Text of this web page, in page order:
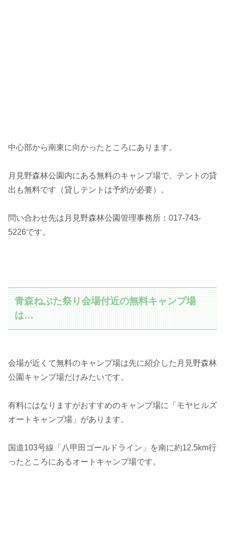
中心部から南東に向かったところにあります。
月見野森林公園内にある無料のキャンプ場で、テントの貸
出も無料です（貸しテントは予約が必要）。
問い合わせ先は月見野森林公園管理事務所：017-743-
5226です。
青森ねぶた祭り会場付近の無料キャンプ場
は…
会場が近くて無料のキャンプ場は先に紹介した月見野森林
公園キャンプ場だけみたいです。
有料にはなりますがおすすめのキャンプ場に「モヤヒルズ
オートキャンプ場」があります。
国道103号線「八甲田ゴールドライン」を南に約12.5km行
ったところにあるオートキャンプ場です。